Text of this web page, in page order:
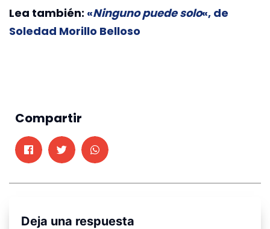
Lea también: «Ninguno puede solo«, de
Soledad Morillo Belloso
Compartir
Deja una respuesta